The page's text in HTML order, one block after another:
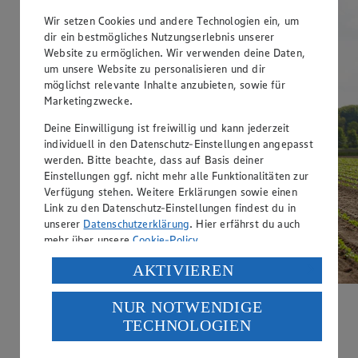
familienfreundlich, bodenständig, innovativ,
Wir setzen Cookies und andere Technologien ein, um
dir ein bestmögliches Nutzungserlebnis unserer
Website zu ermöglichen. Wir verwenden deine Daten,
um unsere Website zu personalisieren und dir
möglichst relevante Inhalte anzubieten, sowie für
Marketingzwecke.
Deine Einwilligung ist freiwillig und kann jederzeit
individuell in den Datenschutz-Einstellungen angepasst
werden. Bitte beachte, dass auf Basis deiner
Einstellungen ggf. nicht mehr alle Funktionalitäten zur
Verfügung stehen. Weitere Erklärungen sowie einen
Link zu den Datenschutz-Einstellungen findest du in
unserer Datenschutzerklärung. Hier erfährst du auch
mehr über unsereCookie-Policy.
Verarbeitung deiner personenbezogenen Daten in den
USA durch Facebook und YouTube:
Wenn du auf „Aktivieren“ klickst, willigst du im Sinne
des Art. 49 Abs. 1 Satz 1 lit. a) DSGVO ein, dass deine
Daten in den USA verarbeitet werden. Der EuGH sieht
AKTIVIEREN
NUR NOTWENDIGE
TECHNOLOGIEN